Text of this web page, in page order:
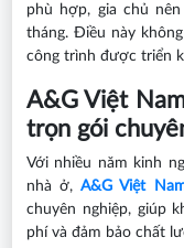
phù hợp, gia chủ
tháng. Điều này
công trình được triển
A&G Việt
trọn gói
Với nhiều năm kinh
nhà ở,A&G Việt
chuyên nghiệp, giúp
phí và đảm bảo chất